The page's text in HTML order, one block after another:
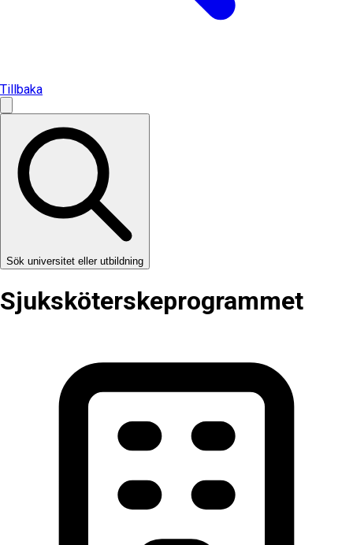
Tillbaka
Sök universitet eller utbildning
Sjuksköterske­programmet